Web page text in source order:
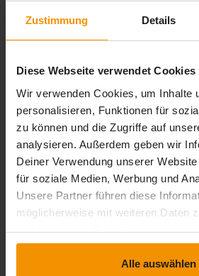
Zustimmung Details
Diese Webseite verwendet Cookies
Wir verwenden Cookies, um Inhalte
personalisieren, Funktionen für
zu können und die Zugriffe auf
analysieren. Außerdem geben wir
Deiner Verwendung unserer
für soziale Medien, Werbung und
Unsere Partner führen diese
möglicherweise mit weiteren Daten
Nutzung der Dienste gesammelt
Alle auswählen
5stars: 0
Bewertungen
4stars: 0
Bewertungen
3stars: 1
Bewertungen
2stars: 0
Bewertungen
Bewertungen
Rezensionen
star_border
Dieses Training hat noch keine